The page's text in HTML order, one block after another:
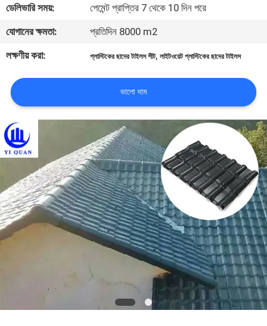
যোগাযোগ
করুন
BLOG
উদ্ধৃতির
জন্য
আবেদন
VR
সাইট
ডেলিভারি সময়:
পেমেন্ট প্রাপ্তির 7 থেকে 10 দিন পরে
যোগানের ক্ষমতা:
প্রতিদিন 8000 m2
লক্ষণীয় করা:
প্লাস্টিকের ছাদের টাইলস শীট,লাইটওয়েট প্লাস্টিকের ছাদের টাইলস
ভালো দাম